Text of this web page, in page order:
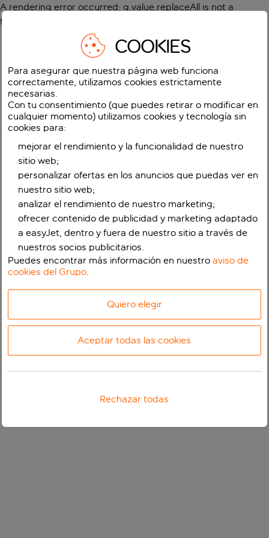
A rendering error occurred: g.value.replaceAll is not a
function
COOKIES
Para asegurar que nuestra página web funciona
correctamente, utilizamos cookies estrictamente
necesarias.
Con tu consentimiento (que puedes retirar o modificar en
cualquier momento) utilizamos cookies y tecnología sin
cookies para:
mejorar el rendimiento y la funcionalidad de nuestro
sitio web;
personalizar ofertas en los anuncios que puedas ver en
nuestro sitio web;
analizar el rendimiento de nuestro marketing;
ofrecer contenido de publicidad y marketing adaptado
a easyJet, dentro y fuera de nuestro sitio a través de
nuestros socios publicitarios.
Puedes encontrar más información en nuestroaviso de
cookies del Grupo.
Quiero elegir
Aceptar todas las cookies
Rechazar todas